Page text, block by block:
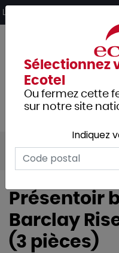
Livraison offerte dès 249€
Tous les produits
Présentoir
Barclay
(3 pièces)
Sélectionnez
Ecotel
Ou fermez cette
sur notre site
Indiquez
Panneau de gestion des